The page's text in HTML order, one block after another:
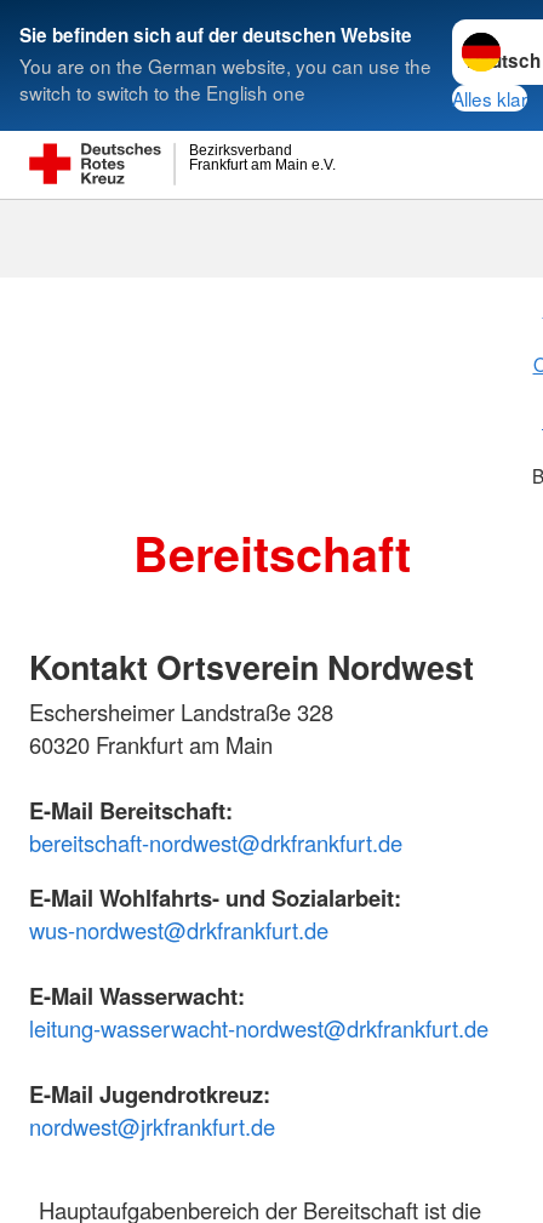
Sie befinden sich auf der deutschen Website
You are on the German website, you can use the
switch to switch to the English one
Sprache
Alles klar
Frankfurt am Main e.V.
Bezirksverband
Suche
Bereitschaft
Kontakt Ortsverein Nordwest
Eschersheimer Landstraße 328
60320 Frankfurt am Main
E-Mail Bereitschaft:
bereitschaft-nordwest@drkfrankfurt.de
E-Mail Wohlfahrts- und Sozialarbeit:
wus-nordwest@drkfrankfurt.de
E-Mail Wasserwacht:
leitung-wasserwacht-nordwest@drkfrankfurt.de
E-Mail Jugendrotkreuz:
nordwest@jrkfrankfurt.de
Hauptaufgabenbereich der Bereitschaft ist die